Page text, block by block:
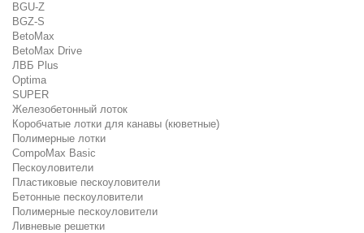
BGU-Z
BGZ-S
BetoMax
BetoMax Drive
ЛВБ Plus
Optima
SUPER
Железобетонный лоток
Коробчатые лотки для канавы (кюветные)
Полимерные лотки
CompoMax Basic
Пескоуловители
Пластиковые пескоуловители
Бетонные пескоуловители
Полимерные пескоуловители
Ливневые решетки